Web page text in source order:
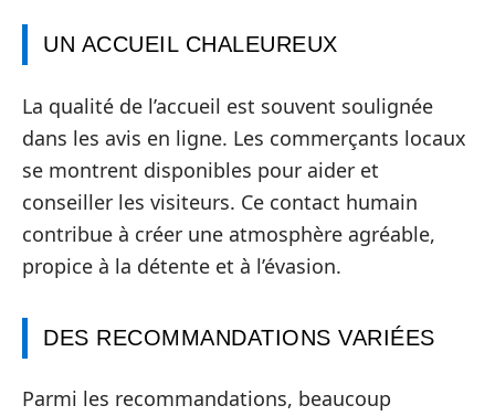
UN ACCUEIL CHALEUREUX
La qualité de l’accueil est souvent soulignée
dans les avis en ligne. Les commerçants locaux
se montrent disponibles pour aider et
conseiller les visiteurs. Ce contact humain
contribue à créer une atmosphère agréable,
propice à la détente et à l’évasion.
DES RECOMMANDATIONS VARIÉES
Parmi les recommandations, beaucoup